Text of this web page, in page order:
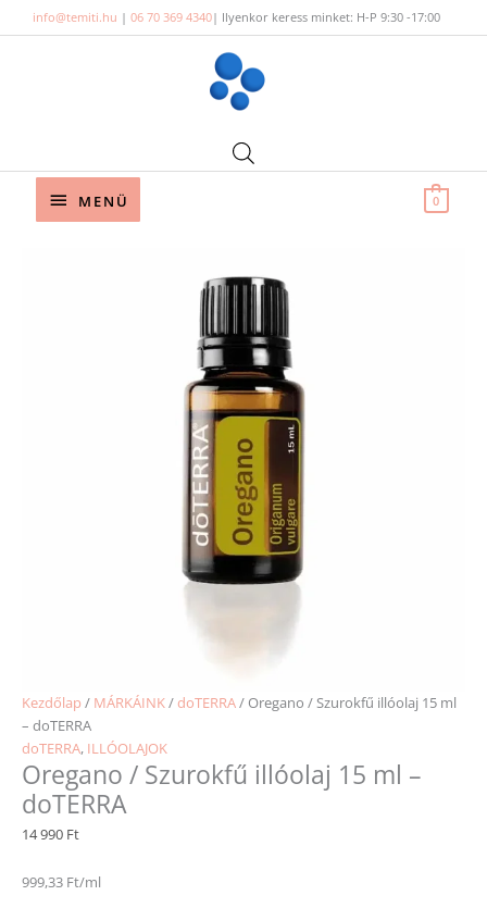
to
info@temiti.hu | 06 70 369 4340| Ilyenkor keress minket: H-P 9:30 -17:00
Below
MENÜ 0
Kezdőlap / MÁRKÁINK/doTERRA/ Oregano / Szurokfű illóolaj 15 ml
– doTERRA
doTERRA, ILLÓOLAJOK
Oregano / Szurokfű illóolaj 15 ml –
doTERRA
14 990 Ft
999,33 Ft/ml